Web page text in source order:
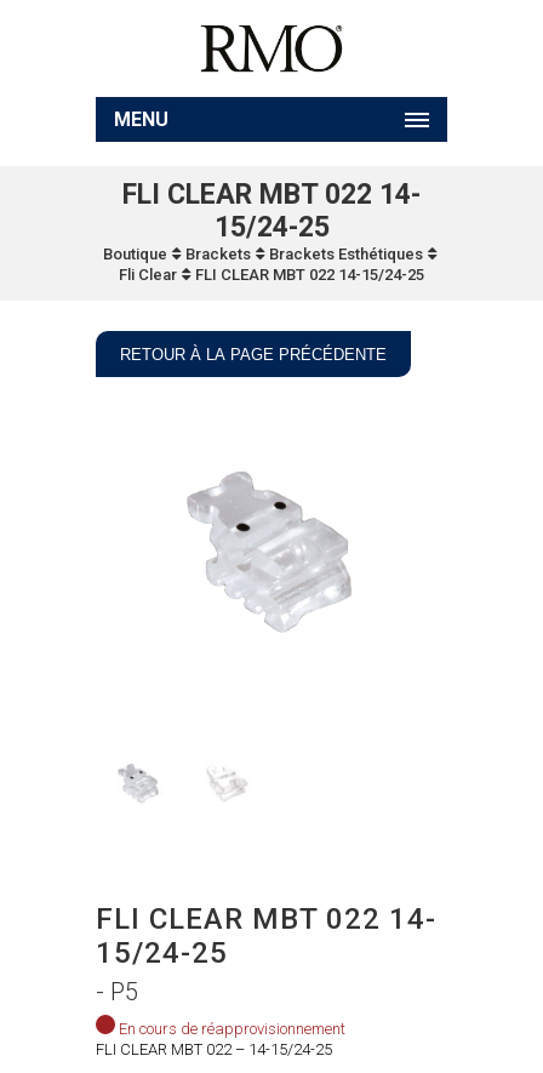
MENU
FLI CLEAR MBT 022 14-
15/24-25
Boutique Brackets
Brackets Esthétiques
Fli Clear
FLI CLEAR MBT 022 14-15/24-25
RETOUR À LA PAGE PRÉCÉDENTE
FLI CLEAR MBT 022 14-
15/24-25
- P5
En cours de réapprovisionnement
FLI CLEAR MBT 022 – 14-15/24-25